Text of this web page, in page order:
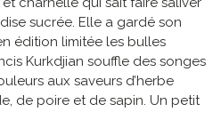
sucrée. Elle a gardé son
édition limitée les bulles
Kurkdjian souffle des songes
aux saveurs d’herbe
de poire et de sapin. Un petit